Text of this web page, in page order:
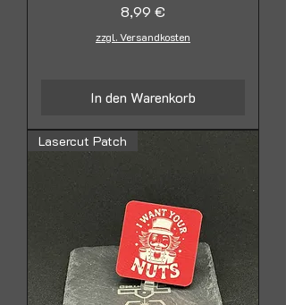
Preis
8,99 €
zzgl. Versandkosten
In den Warenkorb
Lasercut Patch